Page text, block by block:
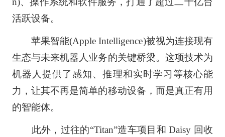
活跃设备。
苹果智能(Apple Intelligence)被视为连接现有
生态与未来机器人业务的关键桥梁。这项技术为
机器人提供了感知、推理和实时学习等核心能
力，让其不再是简单的移动设备，而是真正有用
的智能体。
此外，过往的“Titan”造车项目和 Daisy 回收